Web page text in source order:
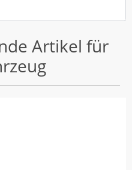
Artikel für